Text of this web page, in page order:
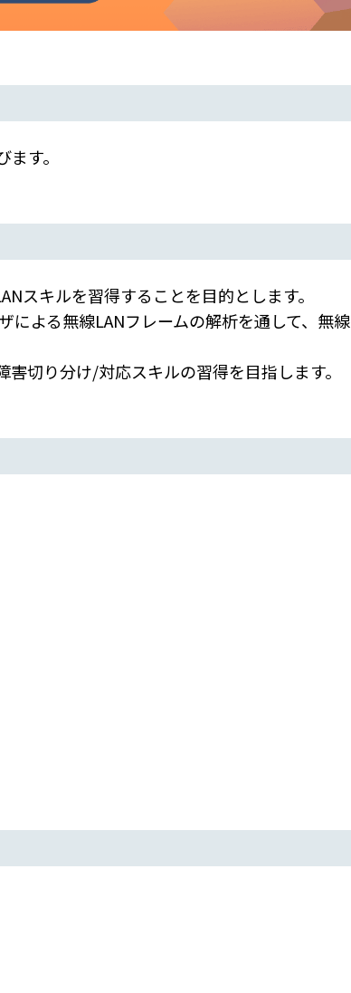
す。
スキルを習得することを目的とします。
による無線LANフレームの解析を通して、無線
切り分け/対応スキルの習得を目指します。